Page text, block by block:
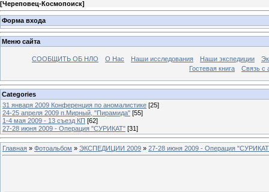
[Череповец-Космопоиск]
Форма входа
Меню сайта
СООБЩИТЬ ОБ НЛО О Нас Наши исследования Наши экспедиции
Гостевая книга
Связь с
Categories
31 января 2009 Конференция по аномалистике [25]
24-25 апреля 2009 п.Мирный, "Пирамида" [55]
1-4 мая 2009 - 13 съезд КП [62]
27-28 июня 2009 - Операция "СУРИКАТ" [31]
Главная » Фотоальбом » ЭКСПЕДИЦИИ 2009 » 27-28 июня 2009 - Операция